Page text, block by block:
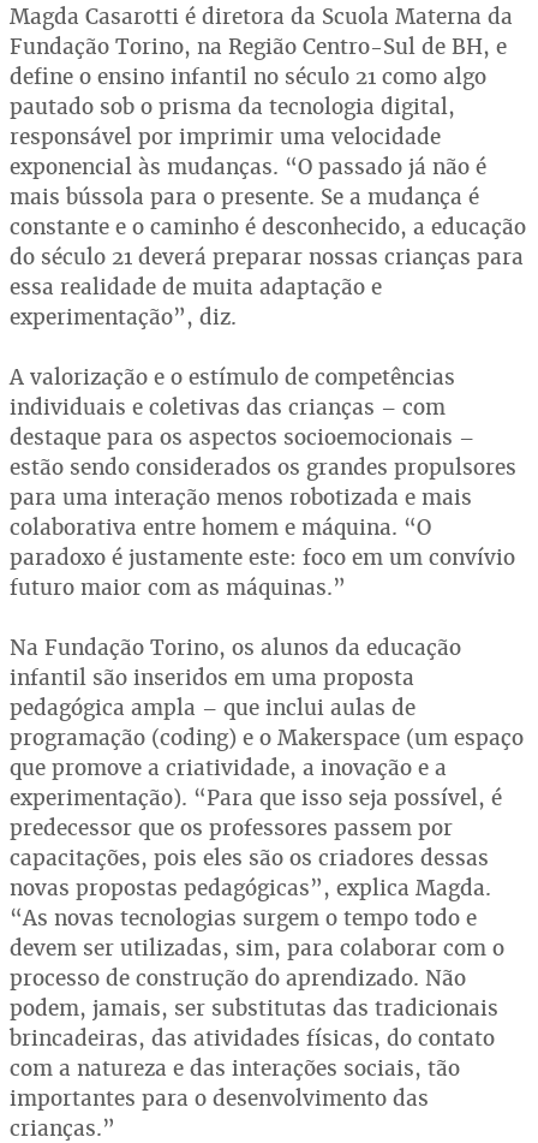
Magda Casarotti é diretora da Scuola Materna da
Fundação Torino, na Região Centro-Sul de BH, e
define o ensino infantil no século 21 como algo
pautado sob o prisma da tecnologia digital,
responsável por imprimir uma velocidade
exponencial às mudanças. “O passado já não é
mais bússola para o presente. Se a mudança é
constante e o caminho é desconhecido, a educação
do século 21 deverá preparar nossas crianças para
essa realidade de muita adaptação e
experimentação”, diz.
A valorização e o estímulo de competências
individuais e coletivas das crianças – com
destaque para os aspectos socioemocionais –
estão sendo considerados os grandes propulsores
para uma interação menos robotizada e mais
colaborativa entre homem e máquina. “O
paradoxo é justamente este: foco em um convívio
futuro maior com as máquinas.”
Na Fundação Torino, os alunos da educação
infantil são inseridos em uma proposta
pedagógica ampla – que inclui aulas de
programação (coding) e o Makerspace (um espaço
que promove a criatividade, a inovação e a
experimentação). “Para que isso seja possível, é
predecessor que os professores passem por
capacitações, pois eles são os criadores dessas
novas propostas pedagógicas”, explica Magda.
“As novas tecnologias surgem o tempo todo e
devem ser utilizadas, sim, para colaborar com o
processo de construção do aprendizado. Não
podem, jamais, ser substitutas das tradicionais
brincadeiras, das atividades físicas, do contato
com a natureza e das interações sociais, tão
importantes para o desenvolvimento das
crianças.”